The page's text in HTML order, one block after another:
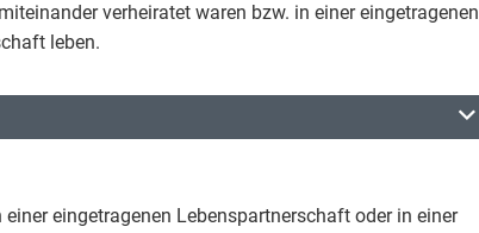
verheiratet waren bzw. in einer eingetragenen
leben.
eingetragenen Lebenspartnerschaft oder in einer